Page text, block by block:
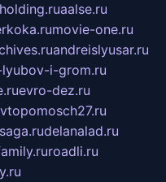
aalse.ru
movie-one.ru
andreislyusar.ru
i-grom.ru
evro-dez.ru
delanalad.ru
roadli.ru